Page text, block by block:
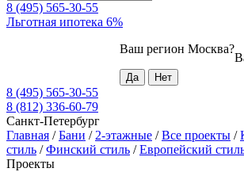
8 (495) 565-30-55
Льготная ипотека 6%
Ваш регион Москва?
8 (495) 565-30-55
8 (812) 336-60-79
Санкт-Петербург
Главная /Бани / 2-этажные /Все проекты /
стиль /Финский стиль /Европейский
Проекты